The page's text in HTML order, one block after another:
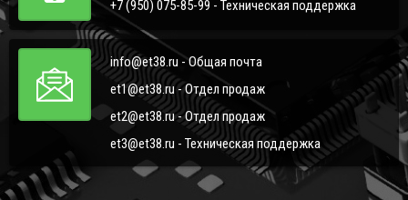
+7 (950) 075-85-99 - Техническая поддержка
info@et38.ru - Общая почта
et1@et38.ru - Отдел продаж
et2@et38.ru - Отдел продаж
et3@et38.ru - Техническая поддержка